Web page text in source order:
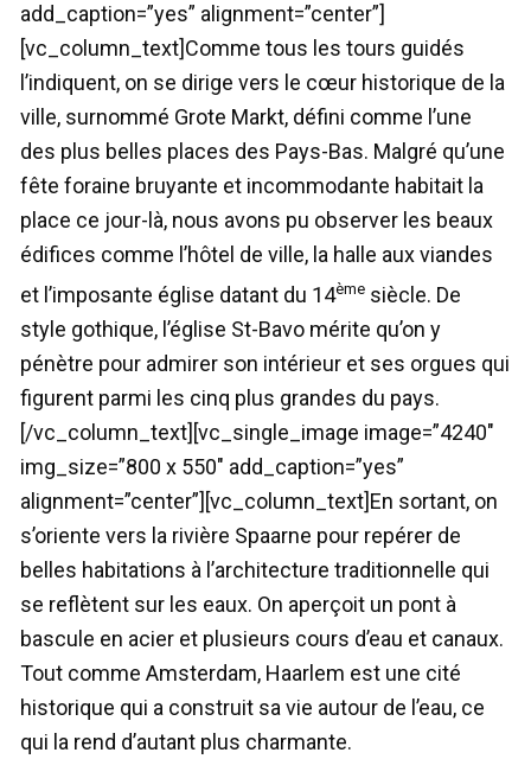
add_caption=”yes” alignment=”center”]
[vc_column_text]Comme tous les tours guidés
l’indiquent, on se dirige vers le cœur historique de la
ville, surnommé Grote Markt, défini comme l’une
des plus belles places des Pays-Bas. Malgré qu’une
fête foraine bruyante et incommodante habitait la
place ce jour-là, nous avons pu observer les beaux
édifices comme l’hôtel de ville, la halle aux viandes
et l’imposante église datant du 14ème siècle. De
style gothique, l’église St-Bavo mérite qu’on y
pénètre pour admirer son intérieur et ses orgues qui
figurent parmi les cinq plus grandes du pays.
[/vc_column_text][vc_single_image image=”4240″
img_size=”800 x 550″ add_caption=”yes”
alignment=”center”][vc_column_text]En sortant, on
s’oriente vers la rivière Spaarne pour repérer de
belles habitations à l’architecture traditionnelle qui
se reflètent sur les eaux. On aperçoit un pont à
bascule en acier et plusieurs cours d’eau et canaux.
Tout comme Amsterdam, Haarlem est une cité
historique qui a construit sa vie autour de l’eau, ce
qui la rend d’autant plus charmante.